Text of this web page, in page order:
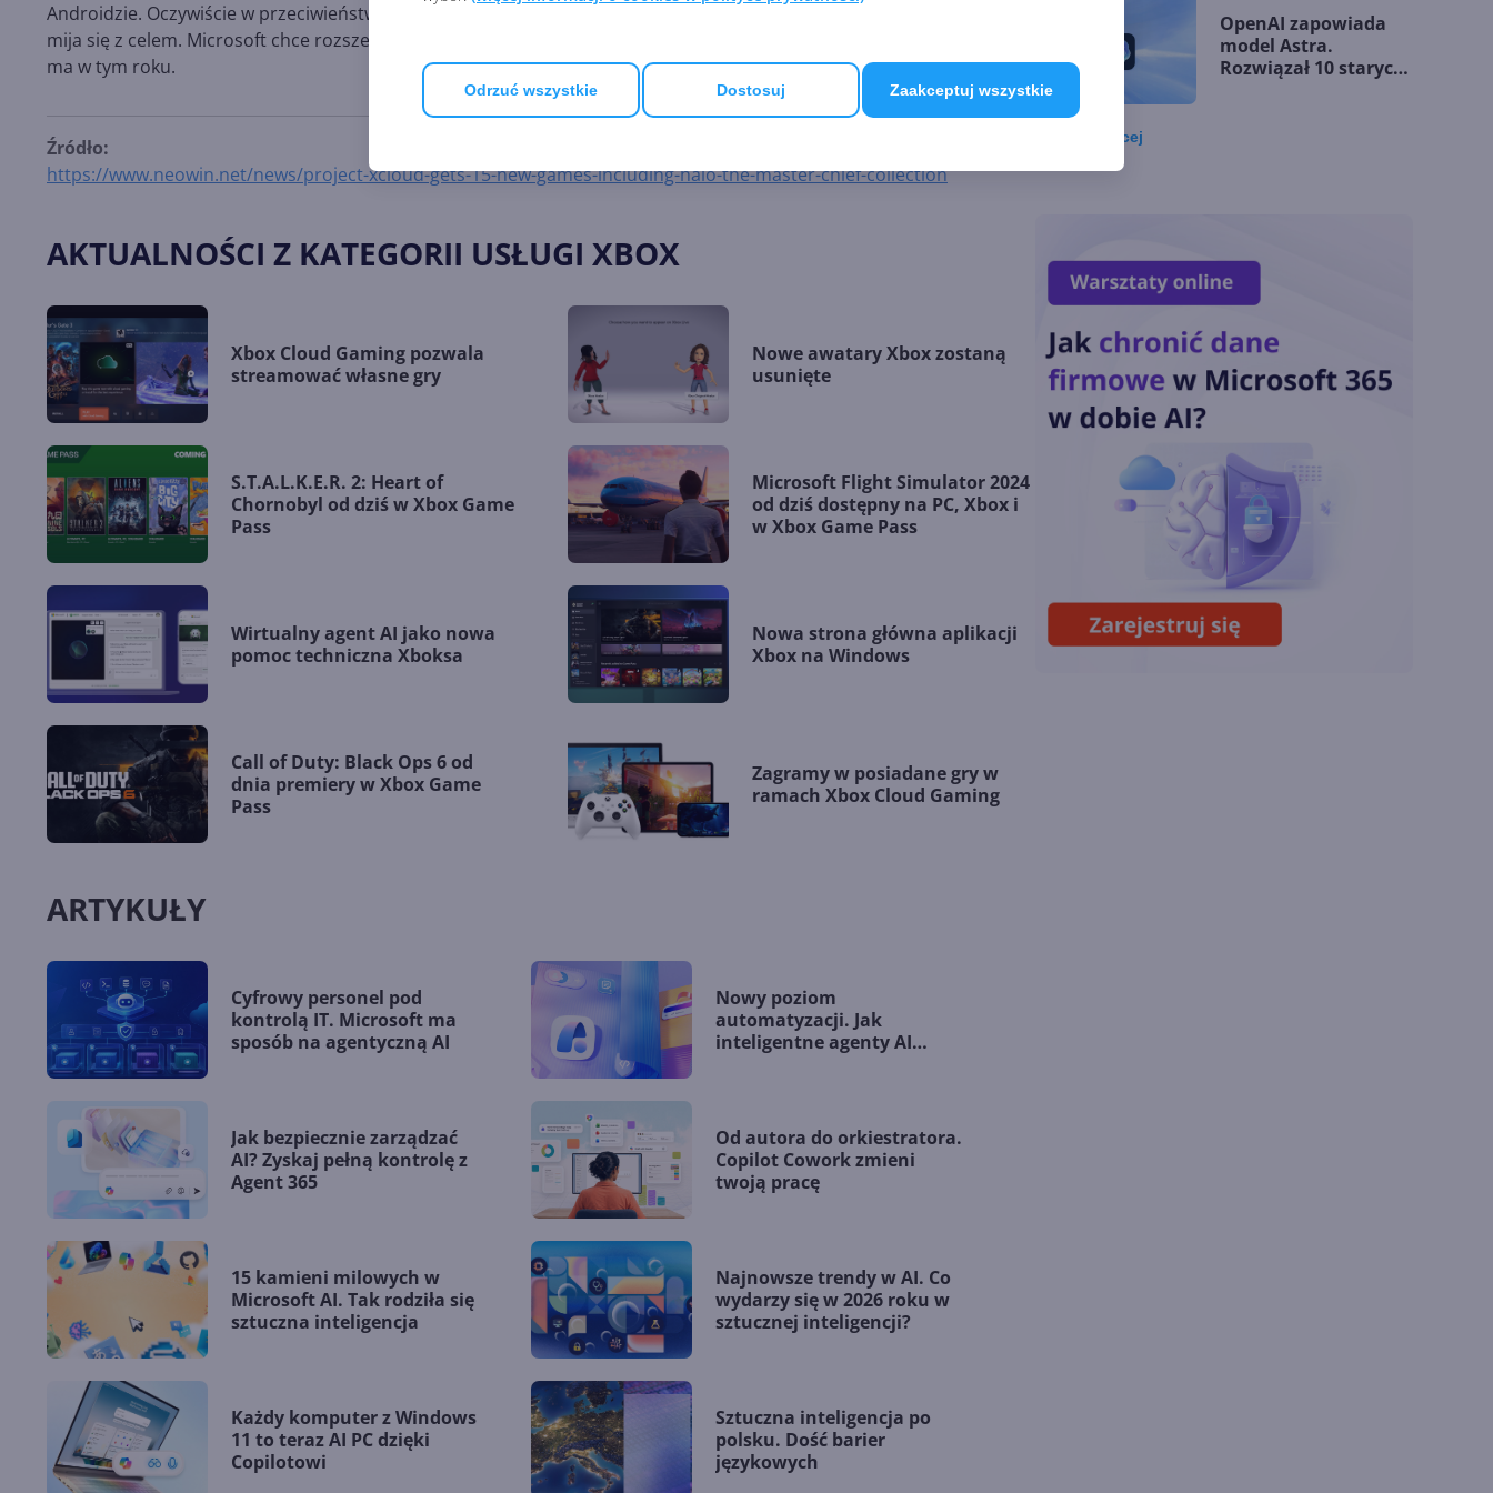
Odrzuć wszystkie Dostosuj Zaakceptuj wszystkie
Androidzie. Oczywiście w przeciwieństwie do Stadii jest to program Preview, więc porównywanie obu usług trochę
mija się z celem. Microsoft chce rozszerzyć zasięg xCloud na dodatkowe urządzenia, w tym pecety ARM, co nastąpić
ma w tym roku.
Źródło:
https://www.neowin.net/news/project-xcloud-gets-15-new-games-including-halo-the-master-chief-collection
AKTUALNOŚCI Z KATEGORII USŁUGI XBOX
Xbox Cloud Gaming pozwala
streamować własne gry
Nowe awatary Xbox zostaną
usunięte
S.T.A.L.K.E.R. 2: Heart of
Chornobyl od dziś w Xbox Game
Pass
Microsoft Flight Simulator 2024
od dziś dostępny na PC, Xbox i
w Xbox Game Pass
Wirtualny agent AI jako nowa
pomoc techniczna Xboksa
Nowa strona główna aplikacji
Xbox na Windows
Call of Duty: Black Ops 6 od
dnia premiery w Xbox Game
Pass
Zagramy w posiadane gry w
ramach Xbox Cloud Gaming
OpenAI zapowiada
model Astra.
Rozwiązał 10 starych
Lista zmian w
Microsoft 365 Copilot.
Podsumowanie lipca
2026
modeli GPT-5.6.
Odpowiedź na presję
Chin
Miliardy z AI i
chmury. Microsoft
ogłasza znakomite
wyniki i
więcej
ARTYKUŁY
Cyfrowy personel pod
kontrolą IT. Microsoft ma
sposób na agentyczną AI
Nowy poziom
automatyzacji. Jak
inteligentne agenty AI
Jak bezpiecznie zarządzać
AI? Zyskaj pełną kontrolę z
Agent 365
Od autora do orkiestratora.
Copilot Cowork zmieni
twoją pracę
15 kamieni milowych w
Microsoft AI. Tak rodziła się
sztuczna inteligencja
Najnowsze trendy w AI. Co
wydarzy się w 2026 roku w
sztucznej inteligencji?
Każdy komputer z Windows
11 to teraz AI PC dzięki
Copilotowi
Sztuczna inteligencja po
polsku. Dość barier
językowych